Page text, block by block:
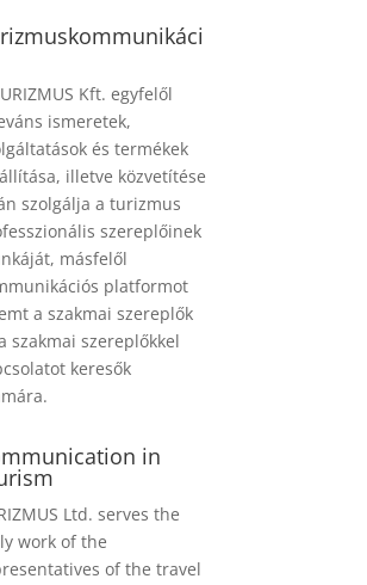
Kft. egyfelől
ismeretek,
és termékek
illetve közvetítése
szolgálja a turizmus
szereplőinek
másfelől
platformot
a szakmai szereplők
szakmai szereplőkkel
keresők
in
Ltd. serves the
work of the
of the travel